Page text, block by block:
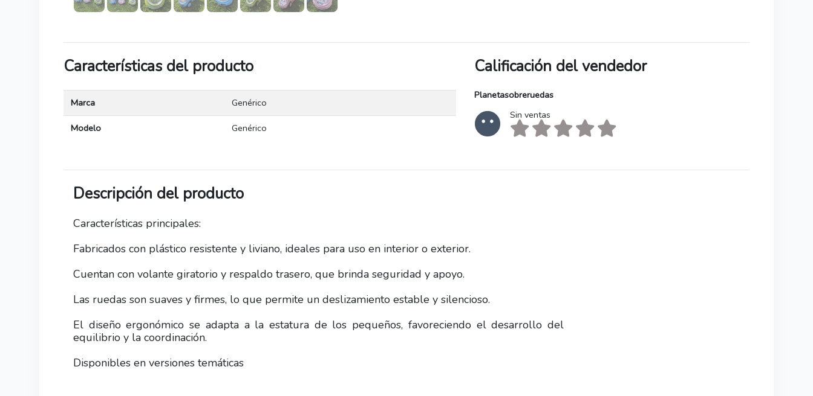
Características del producto
Marca Genérico
Modelo Genérico
Calificación del vendedor
Planetasobreruedas
Sin ventas
Descripción del producto
Características principales:
Fabricados con plástico resistente y liviano, ideales para uso en interior o exterior.
Cuentan con volante giratorio y respaldo trasero, que brinda seguridad y apoyo.
Las ruedas son suaves y firmes, lo que permite un deslizamiento estable y silencioso.
El diseño ergonómico se adapta a la estatura de los pequeños, favoreciendo el desarrollo del
equilibrio y la coordinación.
Disponibles en versiones temáticas